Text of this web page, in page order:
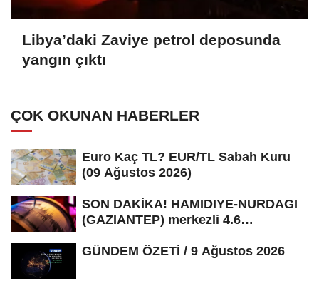
Libya’daki Zaviye petrol deposunda
yangın çıktı
ÇOK OKUNAN HABERLER
Euro Kaç TL? EUR/TL Sabah Kuru
(09 Ağustos 2026)
SON DAKİKA! HAMIDIYE-NURDAGI
(GAZIANTEP) merkezli 4.6
GÜNDEM ÖZETİ / 9 Ağustos 2026